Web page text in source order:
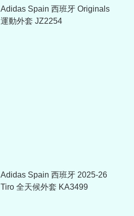
Adidas Spain 西班牙 Originals
運動外套 JZ2254
Adidas Spain 西班牙 2025-26
Tiro 全天候外套 KA3499